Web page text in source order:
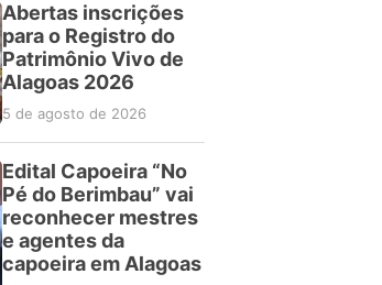
Abertas inscrições
para o Registro do
Patrimônio Vivo de
Alagoas 2026
5 de agosto de 2026
Edital Capoeira “No
Pé do Berimbau” vai
reconhecer mestres
e agentes da
capoeira em Alagoas